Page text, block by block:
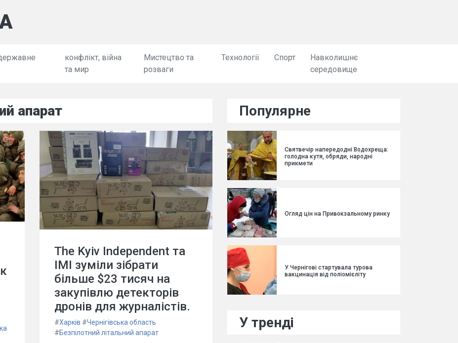
конфлікт, війна
та мир
Мистецтво та
розваги
Технології Спорт
Навколишнє
середовище
апарат
The Kyiv Independent та
ІМІ зуміли зібрати
більше $23 тисяч на
закупівлю детекторів
дронів для журналістів.
#Харків #Чернігівська область
#Безпілотний літальний апарат
Популярне
Святвечір напередодні Водохреща:
голодна кутя, обряди, народні
прикмети
Огляд цін на Привокзальному ринку
У Чернігові стартувала турова
вакцинація від поліомієліту
У тренді